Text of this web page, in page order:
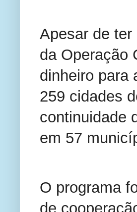
Apesar de
da Operação
dinheiro para
259 cidades
continuidade
em 57
O programa
de